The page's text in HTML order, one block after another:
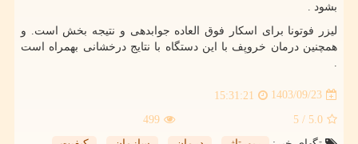
بشود .
لیزر فوتونا برای اسکار فوق العاده جوابدهی و نتیجه بخش است. و
همچنین درمان خروپف با این دستگاه با نتایج درخشانی بهمراه است
.
1403/09/23
15:31:21
5.0
/ 5
499